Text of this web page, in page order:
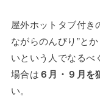
屋外ホットタブ付き
ながらのんびり”と
いという人でなるべ
場合は ６月・９月を
い。